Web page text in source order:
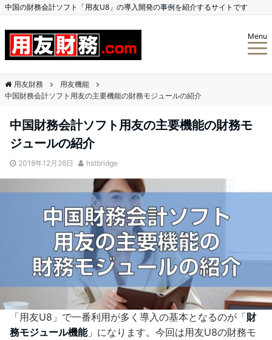
中国の財務会計ソフト「用友U8」の導入開発の事例を紹介するサイトです
Menu
用友財務
用友機能
中国財務会計ソフト用友の主要機能の財務モジュールの紹介
中国財務会計ソフト用友の主要機能の財務モ
ジュールの紹介
2018年12月26日 hstbridge
「用友U8」で一番利用が多く導入の基本となるのが「財
務モジュール機能」になります。今回は用友U8の財務モ